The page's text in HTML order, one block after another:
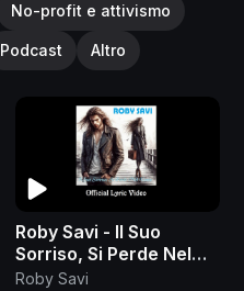
No-profit e attivismo
Podcast Altro
Roby Savi - Il Suo
Sorriso, Si Perde Nel
Vento (Official Lyric
Roby Savi